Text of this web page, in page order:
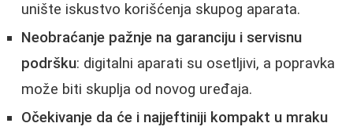
unište iskustvo korišćenja skupog aparata.
Neobraćanje pažnje na garanciju i servisnu
podršku: digitalni aparati su osetljivi, a popravka
može biti skuplja od novog uređaja.
Očekivanje da će i najjeftiniji kompakt u mraku